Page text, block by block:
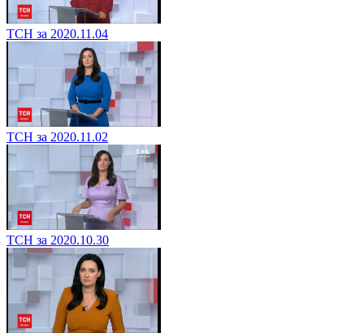
ТСН за 2020.11.04
ТСН за 2020.11.02
ТСН за 2020.10.30